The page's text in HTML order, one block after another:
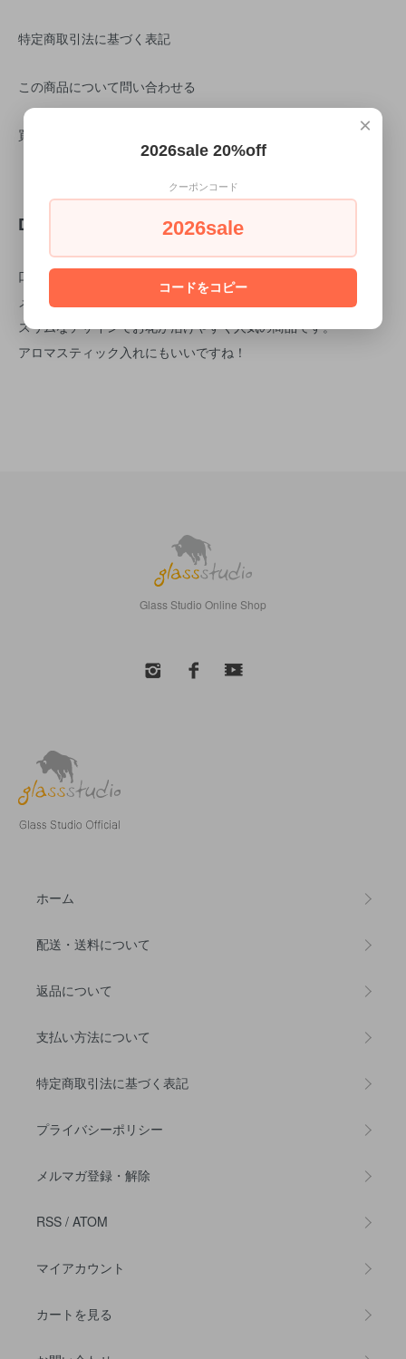
特定商取引法に基づく表記
この商品について問い合わせる
買い物を続ける
DETAIL
口径2.5㎝×10㎝ 高さ18.5㎝
メタルカラー：ホワイト
スリムなデザインでお花が活けやすく人気の商品です。
アロマスティック入れにもいいですね！
Glass Studio Online Shop
ホーム
配送・送料について
返品について
支払い方法について
特定商取引法に基づく表記
プライバシーポリシー
メルマガ登録・解除
RSS / ATOM
マイアカウント
カートを見る
×
2026sale 20%off
クーポンコード
2026sale
コードをコピー